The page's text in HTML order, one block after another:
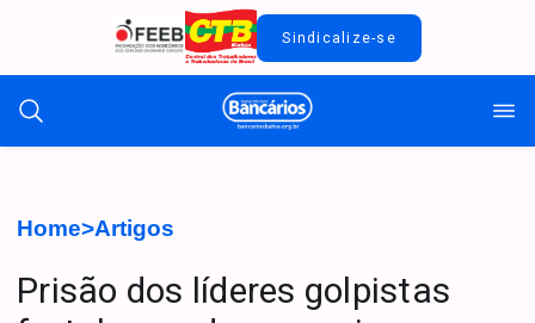
Sindicalize-se
Home>Artigos
Prisão dos líderes golpistas